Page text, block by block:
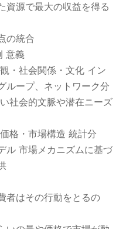
資源で最大の収益を得る
の統合
意義
・社会関係・文化 イン
ループ、ネットワーク分
社会的文脈や潜在ニーズ
格・市場構造 統計分
ル 市場メカニズムに基づ
者はその行動をとるの